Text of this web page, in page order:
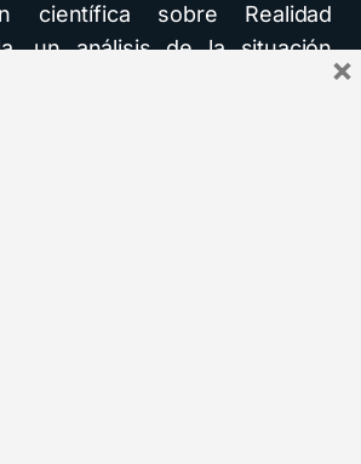
científica sobre Realidad
un análisis de la situación
la perspectiva SCOPUS.
de Educación Mediática y
39-61.
Freire, J. (Coord.). (2012).
expandida. Zemos98.
Telefónica. (2011). Realidad
una nueva lente para ver el
Madrid: Fundación
& Shelton, B. E. (2008). Design
o f Virtual Reality:
×